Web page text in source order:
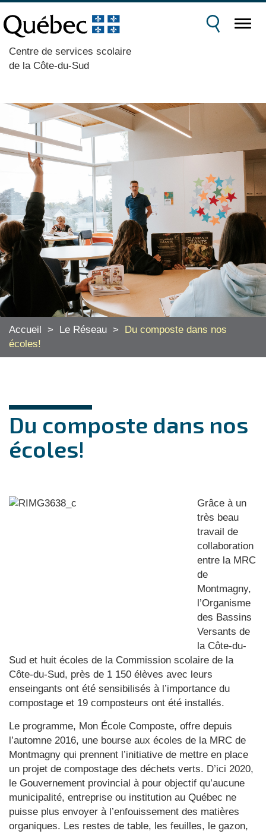
Centre de services scolaire
de la Côte-du-Sud
Accueil > Le Réseau >
Du composte dans nos
écoles!
Du composte dans nos
écoles!
Grâce à un
très beau
travail de
collaboration
entre la MRC
de
Montmagny,
l’Organisme
des Bassins
Versants de
la Côte-du-
Sud et huit écoles de la Commission scolaire de la
Côte-du-Sud, près de 1 150 élèves avec leurs
enseingants ont été sensibilisés à l’importance du
compostage et 19 composteurs ont été installés.
Le programme, Mon École Composte, offre depuis
l’automne 2016, une bourse aux écoles de la MRC de
Montmagny qui prennent l’initiative de mettre en place
un projet de compostage des déchets verts. D’ici 2020,
le Gouvernement provincial à pour objectif qu’aucune
municipalité, entreprise ou institution au Québec ne
puisse plus envoyer à l’enfouissement des matières
organiques. Les restes de table, les feuilles, le gazon,